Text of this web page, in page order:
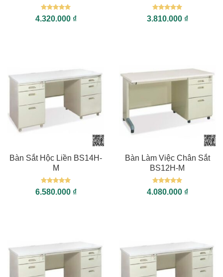
Được xếp
hạng55
4.320.000 ₫
Được xếp
hạng55
3.810.000 ₫
Bàn Sắt Hộc Liền BS14H-
M
Được xếp
hạng55
6.580.000 ₫
Bàn Làm Việc Chân Sắt
BS12H-M
Được xếp
hạng55
4.080.000 ₫